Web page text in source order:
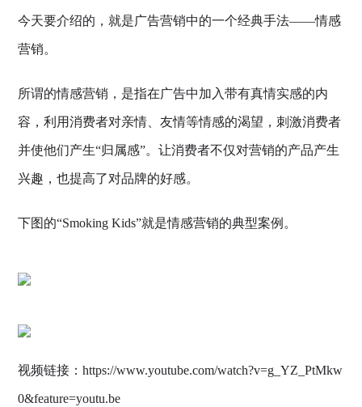
今天要介绍的，就是广告营销中的一个经典手法——情感
营销。
所谓的情感营销，是指在广告中加入带有真情实感的内
容，利用消费者对亲情、友情等情感的渴望，刺激消费者
并使他们产生“归属感”。让消费者不仅对营销的产品产生
兴趣，也提高了对品牌的好感。
下图的“Smoking Kids”就是情感营销的典型案例。
视频链接：https://www.youtube.com/watch?v=g_YZ_PtMkw
0&feature=youtu.be